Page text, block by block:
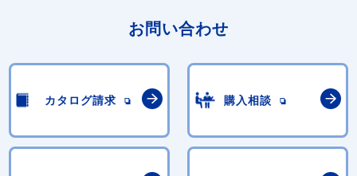
お問い合わせ
カタログ請求 購入相談